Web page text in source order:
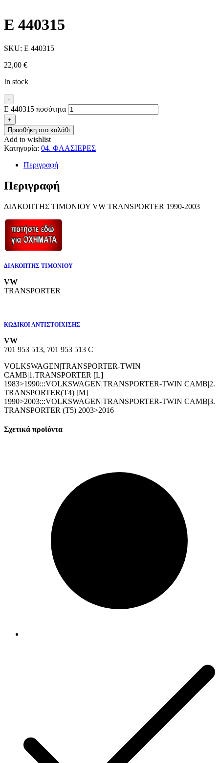
E 440315
SKU: E 440315
22,00 €
In stock
-
E 440315 ποσότητα
+
Προσθήκη στο καλάθι
Add to wishlist
Κατηγορία: 04. ΦΛΑΣΙΕΡΕΣ
Περιγραφή
Περιγραφή
ΔΙΑΚΟΠΤΗΣ ΤΙΜΟΝΙΟΥ VW TRANSPORTER 1990-2003
ΔΙΑΚΟΠΤΗΣ ΤΙΜΟΝΙΟΥ
VW
TRANSPORTER
ΚΩΔΙΚΟΙ ΑΝΤΙΣΤΟΙΧΙΣΗΣ
VW
701 953 513, 701 953 513 C
VOLKSWAGEN|TRANSPORTER-TWIN
CAMB|1.TRANSPORTER [L]
1983>1990:::VOLKSWAGEN|TRANSPORTER-TWIN CAMB|2.
TRANSPORTER(T4) [M]
1990>2003:::VOLKSWAGEN|TRANSPORTER-TWIN CAMB|3.
TRANSPORTER (T5) 2003>2016
Σχετικά προϊόντα